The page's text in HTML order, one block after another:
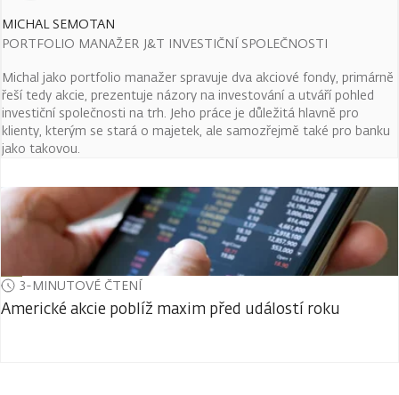
MICHAL SEMOTAN
PORTFOLIO MANAŽER J&T INVESTIČNÍ SPOLEČNOSTI
Michal jako portfolio manažer spravuje dva akciové fondy, primárně
řeší tedy akcie, prezentuje názory na investování a utváří pohled
investiční společnosti na trh. Jeho práce je důležitá hlavně pro
klienty, kterým se stará o majetek, ale samozřejmě také pro banku
jako takovou.
3-MINUTOVÉ ČTENÍ
Americké akcie poblíž maxim před událostí roku